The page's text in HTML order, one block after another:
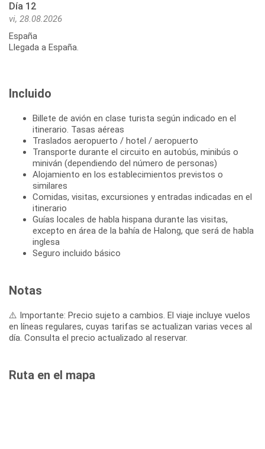
Día 12
vi, 28.08.2026
España
Llegada a España.
Incluido
Billete de avión en clase turista según indicado en el
itinerario. Tasas aéreas
Traslados aeropuerto / hotel / aeropuerto
Transporte durante el circuito en autobús, minibús o
miniván (dependiendo del número de personas)
Alojamiento en los establecimientos previstos o
similares
Comidas, visitas, excursiones y entradas indicadas en el
itinerario
Guías locales de habla hispana durante las visitas,
excepto en área de la bahía de Halong, que será de habla
inglesa
Seguro incluido básico
Notas
⚠️ Importante: Precio sujeto a cambios. El viaje incluye vuelos
en líneas regulares, cuyas tarifas se actualizan varias veces al
día. Consulta el precio actualizado al reservar.
Ruta en el mapa